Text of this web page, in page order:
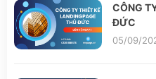
CÔNG
ĐỨC
05/09/